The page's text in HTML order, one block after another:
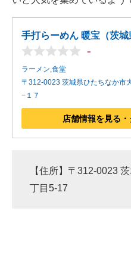
手打らーめん 暖宝（茨城
-
ラーメン,食堂
〒312-0023 茨城県ひたちなか市
−１７
店舗情報を見る
【住所】〒312-0023
丁目5-17